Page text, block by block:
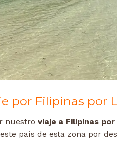
por Filipinas por
nuestro viaje a Filipinas
país de esta zona por